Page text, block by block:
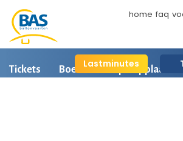
home faq
Lastminutes
Tickets Boeken Opstapplaatsen